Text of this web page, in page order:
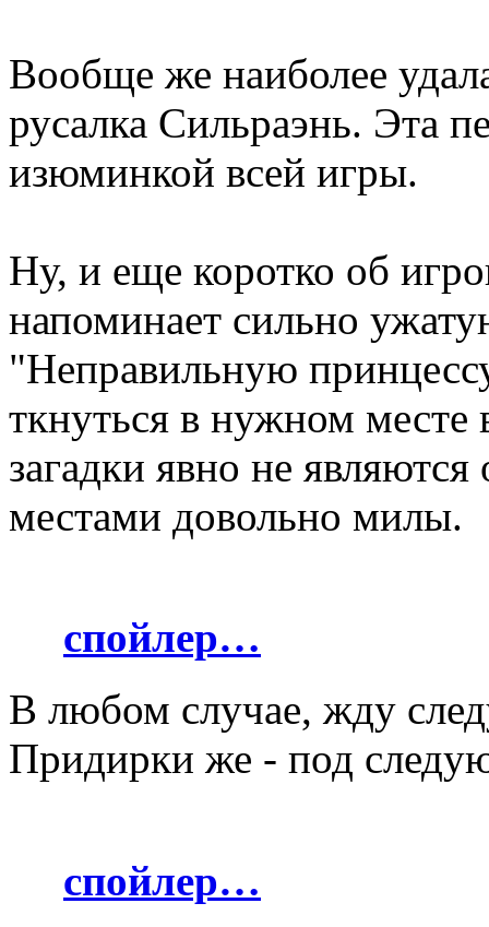
Вообще же наиболее
русалка Сильраэнь. Эта
изюминкой всей игры.
Ну, и еще коротко об
напоминает сильно
"Неправильную
ткнуться в нужном
загадки явно не
местами довольно милы.
спойлер…
В любом случае, жду
Придирки же - под
спойлер…